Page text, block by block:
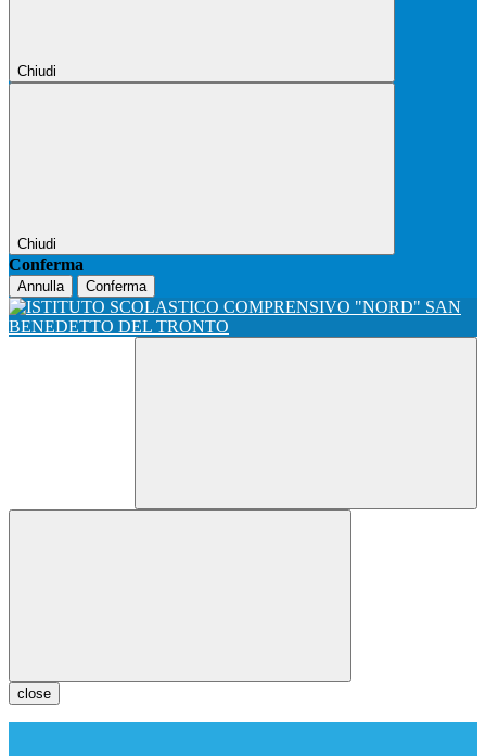
Chiudi
Chiudi
Conferma
Annulla Conferma
close